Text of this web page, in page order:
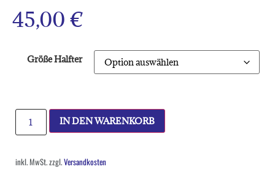
45,00 €
Größe Halfter
IN DEN WARENKORB
inkl. MwSt.zzgl.Versandkosten